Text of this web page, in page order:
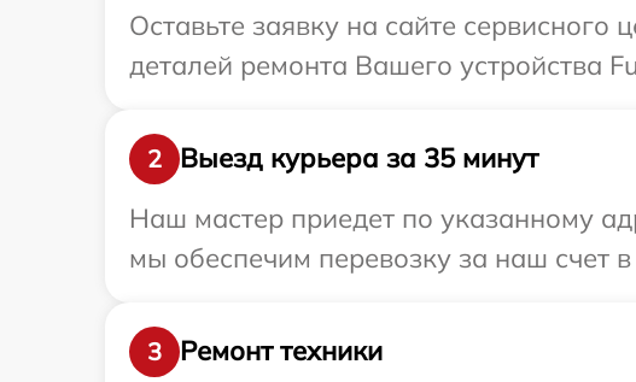
Оставьте заявку на сайте
деталей ремонта Вашего устройства
2
Выезд курьера за 35 минут
Наш мастер приедет по указанному
мы обеспечим перевозку за наш счет
3
Ремонт техники